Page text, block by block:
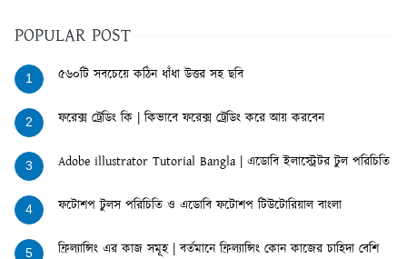
POPULAR POST
1 ৫৬০টি সবচেয়ে কঠিন ধাঁধা উত্তর সহ ছবি
2 ফরেক্স ট্রেডিং কি | কিভাবে ফরেক্স ট্রেডিং করে আয় করবেন
3 Adobe illustrator Tutorial Bangla | এডোবি ইলাস্ট্রেটর টুল পরিচিতি
4 ফটোশপ টুলস পরিচিতি ও এডোবি ফটোশপ টিউটোরিয়াল বাংলা
5
ফ্রিল্যান্সিং এর কাজ সমূহ | বর্তমানে ফ্রিল্যান্সিং কোন কাজের চাহিদা বেশি